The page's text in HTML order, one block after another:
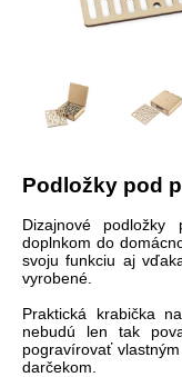
Podložky pod
Dizajnové
doplnkom do
svoju funkciu aj
vyrobené.
Praktická krabička
nebudú len tak
pogravírovať
darčekom.